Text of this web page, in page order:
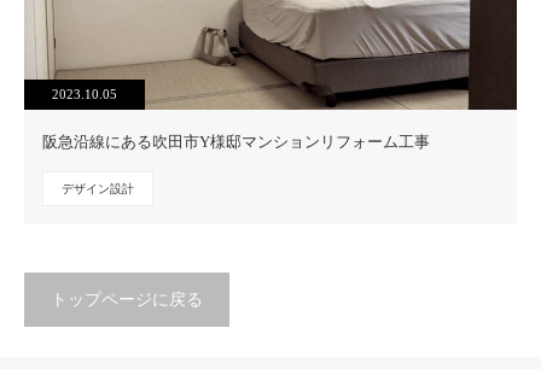
2023.10.05
阪急沿線にある吹田市Y様邸マンションリフォーム工事
デザイン設計
トップページに戻る